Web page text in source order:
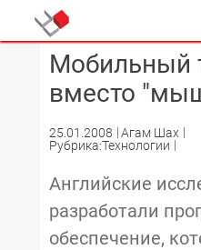
Мобильный
вместо
25.01.2008
Агам Шах
Рубрика:Технологии
Английские
разработали
обеспечение,